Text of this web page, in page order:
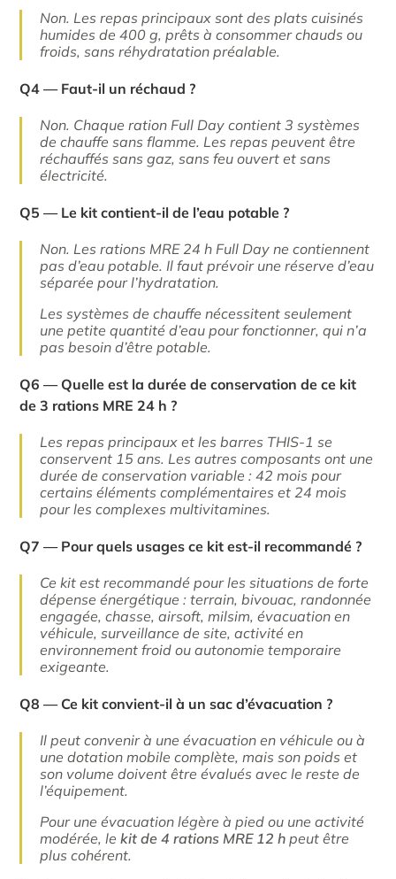
Non. Les repas principaux sont des plats cuisinés
humides de 400 g, prêts à consommer chauds ou
froids, sans réhydratation préalable.
Q4 — Faut-il un réchaud ?
Non. Chaque ration Full Day contient 3 systèmes
de chauffe sans flamme. Les repas peuvent être
réchauffés sans gaz, sans feu ouvert et sans
électricité.
Q5 — Le kit contient-il de l’eau potable ?
Non. Les rations MRE 24 h Full Day ne contiennent
pas d’eau potable. Il faut prévoir une réserve d’eau
séparée pour l’hydratation.
Les systèmes de chauffe nécessitent seulement
une petite quantité d’eau pour fonctionner, qui n’a
pas besoin d’être potable.
Q6 — Quelle est la durée de conservation de ce kit
de 3 rations MRE 24 h ?
Les repas principaux et les barres THIS-1 se
conservent 15 ans. Les autres composants ont une
durée de conservation variable : 42 mois pour
certains éléments complémentaires et 24 mois
pour les complexes multivitamines.
Q7 — Pour quels usages ce kit est-il recommandé ?
Ce kit est recommandé pour les situations de forte
dépense énergétique : terrain, bivouac, randonnée
engagée, chasse, airsoft, milsim, évacuation en
véhicule, surveillance de site, activité en
environnement froid ou autonomie temporaire
exigeante.
Q8 — Ce kit convient-il à un sac d’évacuation ?
Il peut convenir à une évacuation en véhicule ou à
une dotation mobile complète, mais son poids et
son volume doivent être évalués avec le reste de
l’équipement.
Pour une évacuation légère à pied ou une activité
modérée, lekit de 4 rations MRE 12 h peut être
plus cohérent.